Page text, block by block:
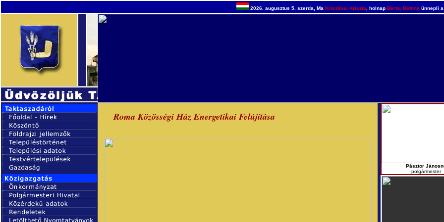
2026. augusztus 5. szerda, Ma Krisztina, Kriszta , holnap Berta, Bettina ünnepli
Roma Közösségi Ház Energetikai Felújítása
Pásztor
polgármester